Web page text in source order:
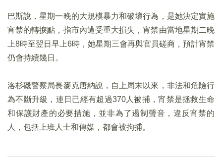
巴斯說，星期一晚的大規模暴力和破壞行為，是她決定實施
宵禁的轉捩點，指市內遭受重大損失，宵禁由當地星期二晚
上8時至翌日早上6時，她星期三會再與官員磋商，預計宵禁
仍會持續幾日。
洛杉磯警察局長麥克唐納說，自上周末以來，非法和危險行
為不斷升級，連日已經有超過370人被捕，宵禁是拯救生命
和保護財產的必要措施，並非為了遏制聲音，違反宵禁的
人，包括上班人士和傳媒，都會被拘捕。